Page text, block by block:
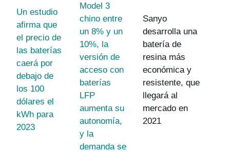
Un estudio
afirma que
el precio de
las baterías
caerá por
debajo de
los 100
dólares el
kWh para
2023
Model 3
chino entre
un 8% y un
10%, la
versión de
acceso con
baterías
LFP
aumenta su
autonomía,
y la
demanda se
Sanyo
desarrolla una
batería de
resina más
económica y
resistente, que
llegará al
mercado en
2021